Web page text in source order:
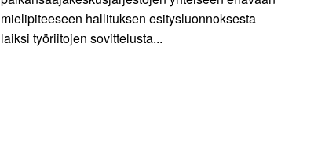
mielipiteeseen hallituksen esitysluonnoksesta
laiksi työriitojen sovittelusta...